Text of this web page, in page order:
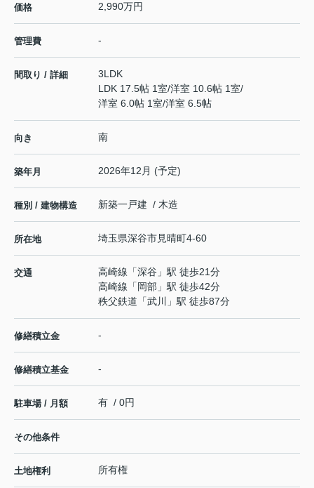
価格 2,990万円
管理費 -
間取り / 詳細
3LDK
LDK 17.5帖 1室/洋室 10.6帖 1室/
洋室 6.0帖 1室/洋室 6.5帖
向き 南
築年月 2026年12月 (予定)
種別 / 建物構造 新築一戸建 / 木造
所在地 埼玉県深谷市見晴町4-60
交通 高崎線 「深谷 」駅 徒歩21分
高崎線 「 岡部 」駅 徒歩42分
秩父鉄道 「武川 」駅 徒歩87分
修繕積立金 -
修繕積立基金 -
駐車場 / 月額 有 / 0円
その他条件
土地権利 所有権